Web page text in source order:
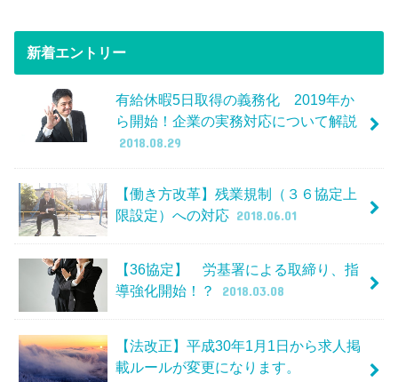
新着エントリー
有給休暇5日取得の義務化 2019年か
ら開始！企業の実務対応について解説
2018.08.29
【働き方改革】残業規制（３６協定上
限設定）への対応 2018.06.01
【36協定】 労基署による取締り、指
導強化開始！？
2018.03.08
【法改正】平成30年1月1日から求人掲
載ルールが変更になります。